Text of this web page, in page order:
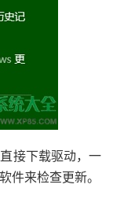
接下载驱动，一
件来检查更新。